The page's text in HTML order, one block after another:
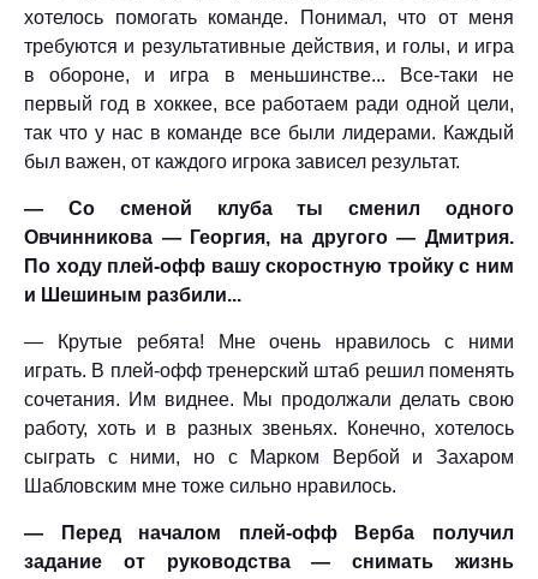
хотелось помогать команде. Понимал, что от меня
требуются и результативные действия, и голы, и игра
в обороне, и игра в меньшинстве... Все-таки не
первый год в хоккее, все работаем ради одной цели,
так что у нас в команде все были лидерами. Каждый
был важен, от каждого игрока зависел результат.
— Со сменой клуба ты сменил одного
Овчинникова — Георгия, на другого — Дмитрия.
По ходу плей-офф вашу скоростную тройку с ним
и Шешиным разбили...
— Крутые ребята! Мне очень нравилось с ними
играть. В плей-офф тренерский штаб решил поменять
сочетания. Им виднее. Мы продолжали делать свою
работу, хоть и в разных звеньях. Конечно, хотелось
сыграть с ними, но с Марком Вербой и Захаром
Шабловским мне тоже сильно нравилось.
— Перед началом плей-офф Верба получил
задание от руководства — снимать жизнь